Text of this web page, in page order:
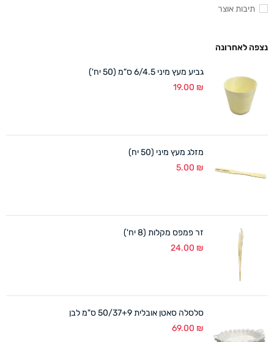
תיבות אוצר
נצפה לאחרונה
גביע מעץ מיני 6/4.5 ס"מ (50 יח')
19.00 ₪
מזלג מעץ מיני (50 יח)
5.00 ₪
זר פמפס מקלות (8 יח')
24.00 ₪
סלסלה סאטן אובלית 50/37+9 ס"מ לבן
69.00 ₪